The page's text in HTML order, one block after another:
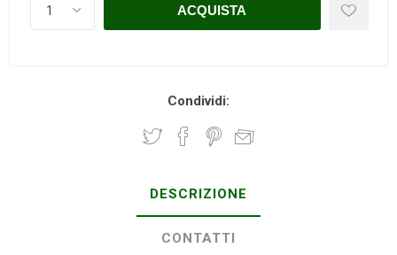
Condividi:
DESCRIZIONE
CONTATTI